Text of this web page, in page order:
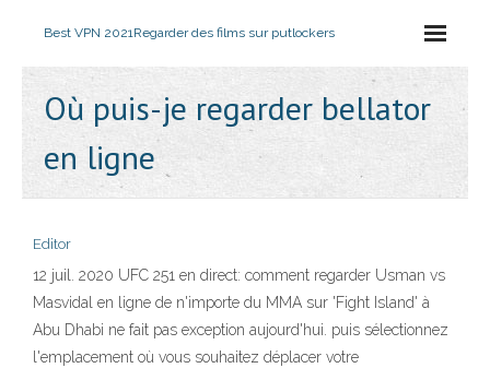
Best VPN 2021Regarder des films sur putlockers
Où puis-je regarder bellator
en ligne
Editor
12 juil. 2020 UFC 251 en direct: comment regarder Usman vs
Masvidal en ligne de n'importe du MMA sur 'Fight Island' à
Abu Dhabi ne fait pas exception aujourd'hui. puis sélectionnez
l'emplacement où vous souhaitez déplacer votre